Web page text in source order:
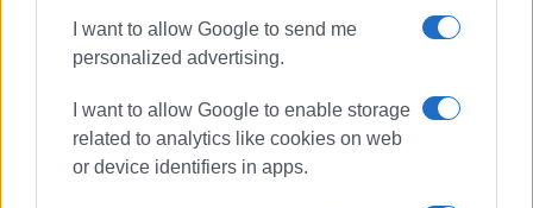
I want to allow Google to send me
personalized advertising.
I want to allow Google to enable storage
related to analytics like cookies on web
or device identifiers in apps.